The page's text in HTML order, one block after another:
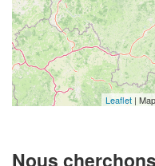
Leaflet |
Nous